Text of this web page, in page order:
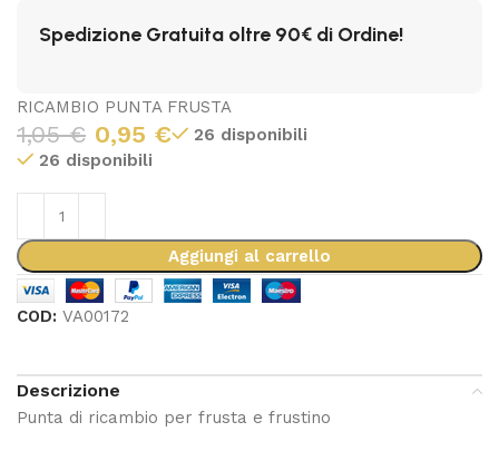
Spedizione Gratuita oltre 90€ di Ordine!
RICAMBIO PUNTA FRUSTA
1,05€ 0,95 €
26 disponibili
26 disponibili
Aggiungi al carrello
COD:VA00172
Descrizione
Punta di ricambio per frusta e frustino